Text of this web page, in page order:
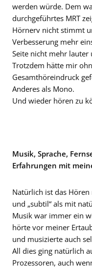
werden würde. Dem
durchgeführtes MRT
Hörnerv nicht stimmt
Verbesserung mehr
Seite nicht mehr
Trotzdem hätte mir
Gesamthöreindruck
Anderes als Mono.
Und wieder hören zu
Musik, Sprache,
Erfahrungen mit
Natürlich ist das
und „subtil“ als mit
Musik war immer ein
hörte vor meiner
und musizierte auch
All dies ging natürlich
Prozessoren, auch